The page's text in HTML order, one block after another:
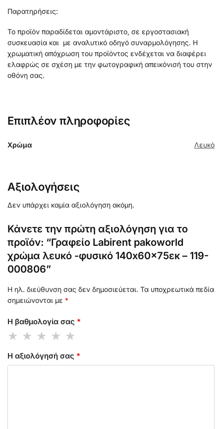
Παρατηρήσεις:
Το προϊόν παραδίδεται αμοντάριστο, σε εργοστασιακή
συσκευασία και με αναλυτικό οδηγό συναρμολόγησης. Η
χρωματική απόχρωση του προϊόντος ενδέχεται να διαφέρει
ελαφρώς σε σχέση με την φωτογραφική απεικόνισή του στην
οθόνη σας.
Επιπλέον πληροφορίες
Χρώμα Λευκό
Αξιολογήσεις
Δεν υπάρχει καμία αξιολόγηση ακόμη.
Κάνετε την πρώτη αξιολόγηση για το
προϊόν: “Γραφείο Labirent pakoworld
χρώμα λευκό -φυσικό 140x60x75εκ – 119-
000806”
Η ηλ. διεύθυνση σας δεν δημοσιεύεται. Τα υποχρεωτικά πεδία
σημειώνονται με *
Η βαθμολογία σας *
Η αξιολόγησή σας *